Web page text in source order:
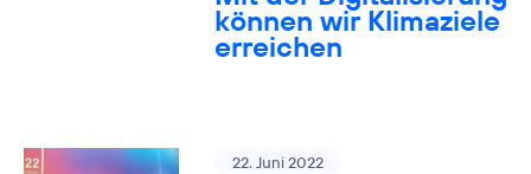
können wir Klimaziele
erreichen
22. Juni 2022